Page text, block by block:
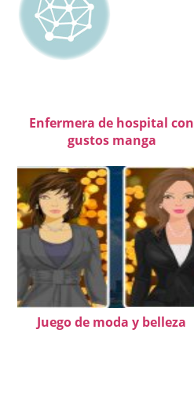
Enfermera de hospital con
gustos manga
Juego de moda y belleza